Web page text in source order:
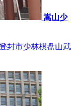
嵩山少
封市少林棋盘山武